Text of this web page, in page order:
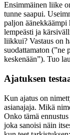
Ensimmäinen liike
tunne saapui.
paljon äänekkäämpi
lempeästi ja
liikkui? Vastaus on
suodattamaton (”ne
keskenään”). Tuo
Ajatuksen
Kun ajatus on
asianajaja. Mikä
Onko tämä
joka sanoisi näin